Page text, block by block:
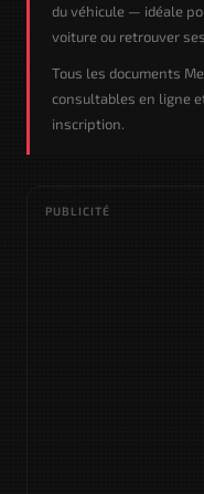
du véhicule — idéale
voiture ou retrouver
Tous les documents
consultables en ligne
inscription.
PUBLICITÉ